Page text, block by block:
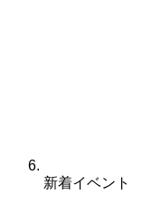
新着イベント